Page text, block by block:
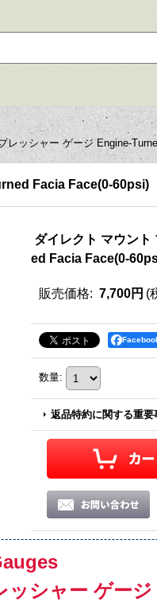
レッシャー ゲージ Engine-
Facia Face(0-60psi)
ダイレクト マウン
ed Facia Face(0-
販売価格: 7,700円 (
数量:
返品特約に関する重要
ッシャー ゲージ